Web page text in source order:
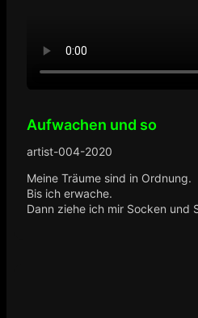
Aufwachen und so
artist-004-2020
Meine Träume sind in Ordnung.
Bis ich erwache.
Dann ziehe ich mir Socken und